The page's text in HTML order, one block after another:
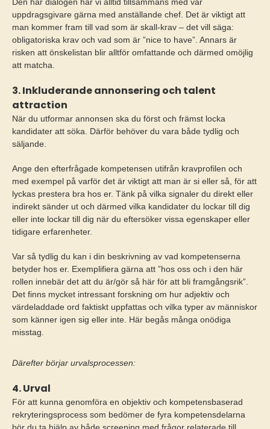
uppdragsgivare gärna med anställande chef. Det är viktigt att
man kommer fram till vad som är skall-krav – det vill säga:
obligatoriska krav och vad som är ”nice to have”. Annars är
risken att önskelistan blir alltför omfattande och därmed omöjlig
att matcha.
3. Inkluderande annonsering och talent
attraction
När du utformar annonsen ska du först och främst locka
kandidater att söka. Därför behöver du vara både tydlig och
säljande.
Ange den efterfrågade kompetensen utifrån kravprofilen och
med exempel på varför det är viktigt att man är si eller så, för att
lyckas prestera bra hos er. Tänk på vilka signaler du direkt eller
indirekt sänder ut och därmed vilka kandidater du lockar till dig
eller inte lockar till dig när du eftersöker vissa egenskaper eller
tidigare erfarenheter.
Var så tydlig du kan i din beskrivning av vad kompetenserna
betyder hos er. Exemplifiera gärna att ”hos oss och i den här
rollen innebär det att du är/gör så här för att bli framgångsrik”.
Det finns mycket intressant forskning om hur adjektiv och
värdeladdade ord faktiskt uppfattas och vilka typer av människor
som känner igen sig eller inte. Här begås många onödiga
misstag.
Därefter börjar urvalsprocessen:
4. Urval
För att kunna genomföra en objektiv och kompetensbaserad
rekryteringsprocess som bedömer de fyra kompetensdelarna